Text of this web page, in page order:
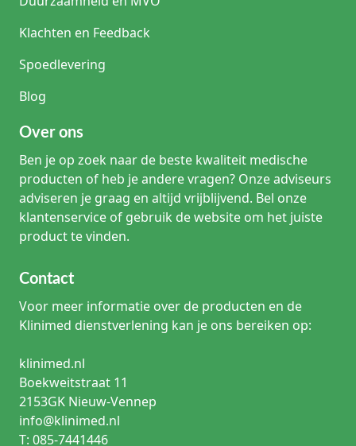
Klachten en Feedback
Spoedlevering
Blog
Over ons
Ben je op zoek naar de beste kwaliteit medische
producten of heb je andere vragen? Onze adviseurs
adviseren je graag en altijd vrijblijvend. Bel onze
klantenservice of gebruik de website om het juiste
product te vinden.
Contact
Voor meer informatie over de producten en de
Klinimed dienstverlening kan je ons bereiken op:
klinimed.nl
Boekweitstraat 11
2153GK Nieuw-Vennep
info@klinimed.nl
T: 085-7441446